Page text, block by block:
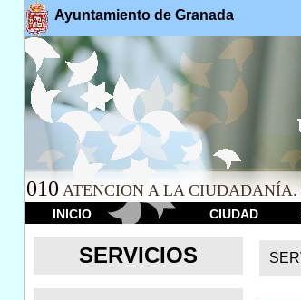
Ayuntamiento de Granada
010 ATENCION A LA CIUDADANÍA.
INICIO CIUDAD
SERVICIOS